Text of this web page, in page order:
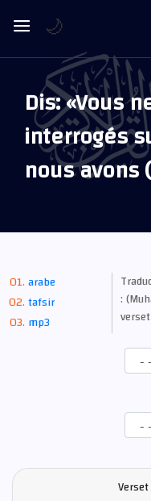
Dis: «Vous
interrogés
nous avons
arabe
tafsir
mp3
:
Verset
🌙